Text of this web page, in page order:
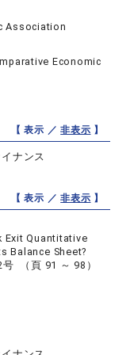
Association
Economic
【 表示 ／非表示 】
ナンス
【 表示 ／非表示 】
Exit Quantitative
Balance Sheet?
（頁 91 ～ 98）